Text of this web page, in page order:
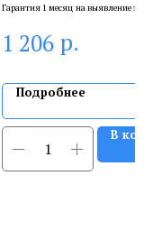
Гарантия 1 месяц на выявление
сертифицированный специалист.
1 206 р.
Подробнее
В